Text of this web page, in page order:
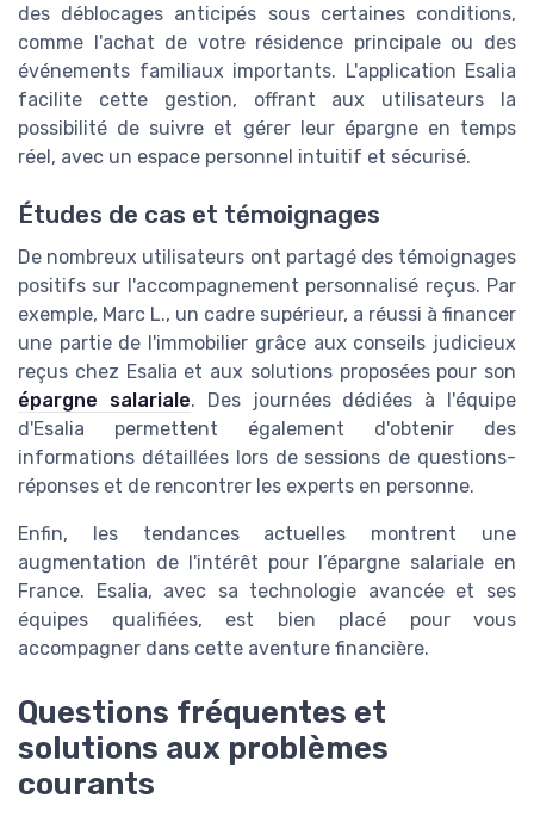
des déblocages anticipés sous certaines conditions,
comme l'achat de votre résidence principale ou des
événements familiaux importants. L'application Esalia
facilite cette gestion, offrant aux utilisateurs la
possibilité de suivre et gérer leur épargne en temps
réel, avec un espace personnel intuitif et sécurisé.
Études de cas et témoignages
De nombreux utilisateurs ont partagé des témoignages
positifs sur l'accompagnement personnalisé reçus. Par
exemple, Marc L., un cadre supérieur, a réussi à financer
une partie de l'immobilier grâce aux conseils judicieux
reçus chez Esalia et aux solutions proposées pour son
épargne salariale. Des journées dédiées à l'équipe
d'Esalia permettent également d'obtenir des
informations détaillées lors de sessions de questions-
réponses et de rencontrer les experts en personne.
Enfin, les tendances actuelles montrent une
augmentation de l'intérêt pour l’épargne salariale en
France. Esalia, avec sa technologie avancée et ses
équipes qualifiées, est bien placé pour vous
accompagner dans cette aventure financière.
Questions fréquentes et
solutions aux problèmes
courants